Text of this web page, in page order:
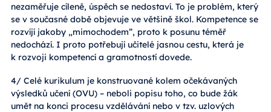
nezaměřuje cíleně, úspěch se nedostaví. To je problém, který
se v současné době objevuje ve většině škol. Kompetence se
rozvíjí jakoby „mimochodem”, proto k posunu téměř
nedochází. I proto potřebují učitelé jasnou cestu, která je
k rozvoji kompetencí a gramotností dovede.
4/ Celé kurikulum je konstruované kolem očekávaných
výsledků učení (OVU) – neboli popisu toho, co bude žák
umět na konci procesu vzdělávání nebo v tzv. uzlových